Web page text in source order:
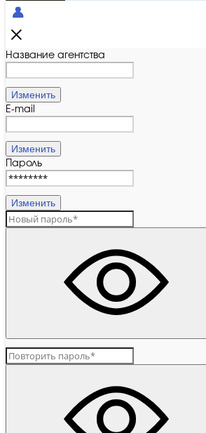
Название агентства
Изменить
E-mail
Изменить
Пароль
Изменить